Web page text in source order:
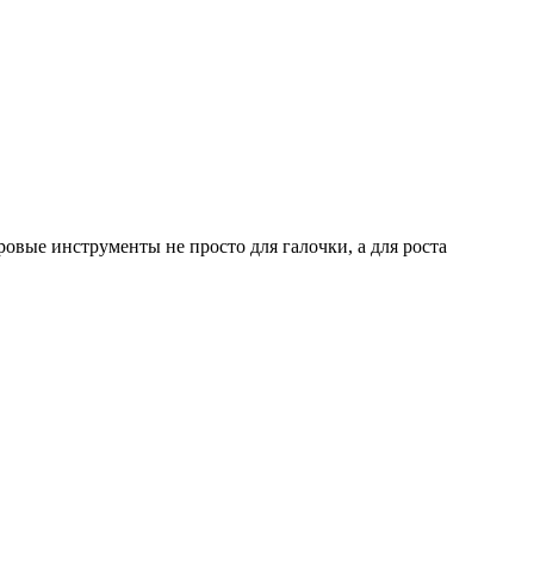
инструменты не просто для галочки, а для роста